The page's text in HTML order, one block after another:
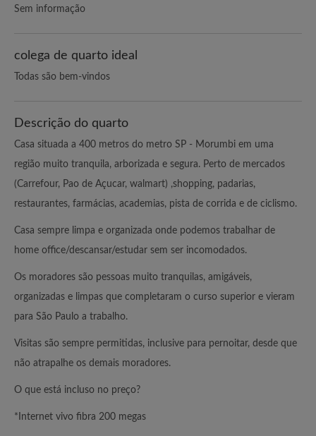
Sem informação
colega de quarto ideal
Todas são bem-vindos
Descrição do quarto
Casa situada a 400 metros do metro SP - Morumbi em uma
região muito tranquila, arborizada e segura. Perto de mercados
(Carrefour, Pao de Açucar, walmart) ,shopping, padarias,
restaurantes, farmácias, academias, pista de corrida e de ciclismo.
Casa sempre limpa e organizada onde podemos trabalhar de
home office/descansar/estudar sem ser incomodados.
Os moradores são pessoas muito tranquilas, amigáveis,
organizadas e limpas que completaram o curso superior e vieram
para São Paulo a trabalho.
Visitas são sempre permitidas, inclusive para pernoitar, desde que
não atrapalhe os demais moradores.
O que está incluso no preço?
*Internet vivo fibra 200 megas